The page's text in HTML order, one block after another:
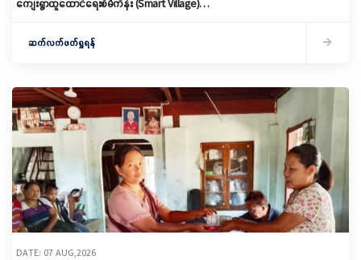
ကျေးရွာထူထောင်ရေးစီမံကိန်း (Smart Village)
ဆက်လက်ဖတ်ရှုရန်
DATE: 07 AUG,2026